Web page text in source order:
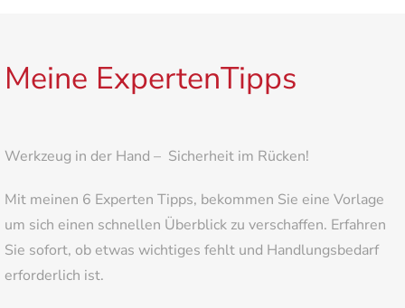
Meine ExpertenTipps
Werkzeug in der Hand – Sicherheit im Rücken!
Mit meinen 6 Experten Tipps, bekommen Sie eine Vorlage
um sich einen schnellen Überblick zu verschaffen. Erfahren
Sie sofort, ob etwas wichtiges fehlt und Handlungsbedarf
erforderlich ist.